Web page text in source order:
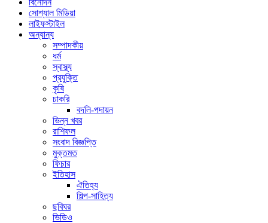
বিনোদন
সোশ্যাল মিডিয়া
লাইফস্টাইল
অন্যান্য
সম্পাদকীয়
ধর্ম
স্বাস্থ্য
প্রযুক্তি
কৃষি
চাকরি
বদলি-পদায়ন
ভিন্ন খবর
রাশিফল
সংবাদ বিজ্ঞপ্তি
মুক্তমত
ফিচার
ইতিহাস
ঐতিহ্য
শিল্প-সাহিত্য
ছবিঘর
ভিডিও